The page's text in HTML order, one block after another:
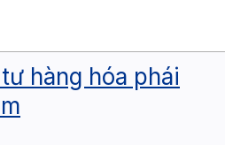
hàng hóa phái